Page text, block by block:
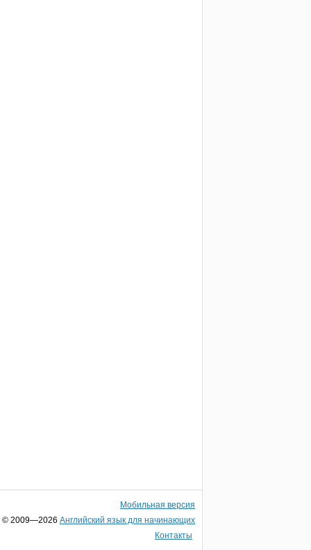
Мобильная версия
© 2009—2026 Английский язык для начинающих
Контакты